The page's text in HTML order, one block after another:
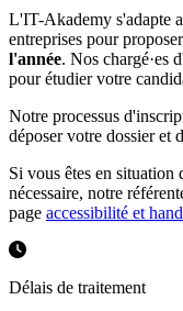
L'IT-Akademy s'adapte
entreprises pour
l'année. Nos chargé·es
pour étudier votre
Notre processus
déposer votre dossier et
Si vous êtes en situation
nécessaire, notre
page accessibilité et
Délais de traitement